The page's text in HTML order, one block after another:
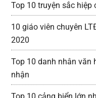
Top 10 truyện sắc
10 giáo viên chuyên
2020
Top 10 danh nhân văn
nhận